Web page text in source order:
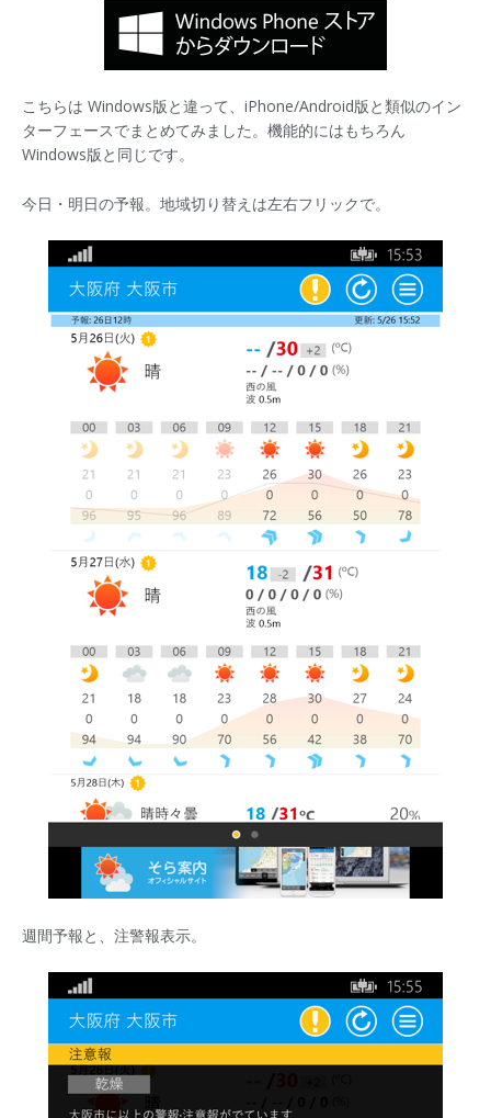
こちらは Windows版と違って、iPhone/Android版と類似のイン
ターフェースでまとめてみました。機能的にはもちろん
Windows版と同じです。
今日・明日の予報。地域切り替えは左右フリックで。
週間予報と、注警報表示。